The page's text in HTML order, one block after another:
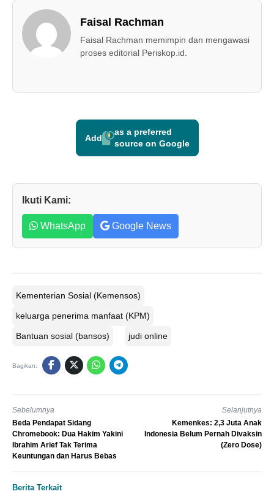
Faisal Rachman
Faisal Rachman memimpin dan mengawasi
proses editorial Periskop.id.
Add
as a preferred
source on Google
Ikuti Kami:
WhatsApp Google News
Kementerian Sosial (Kemensos)
keluarga penerima manfaat (KPM)
Bantuan sosial (bansos) judi online
Bagikan:
Sebelumnya
Beda Pendapat Sidang
Chromebook: Dua Hakim Yakini
Ibrahim Arief Tak Terima
Keuntungan dan Harus Bebas
Selanjutnya
Kemenkes: 2,3 Juta Anak
Indonesia Belum Pernah Divaksin
(Zero Dose)
Berita Terkait